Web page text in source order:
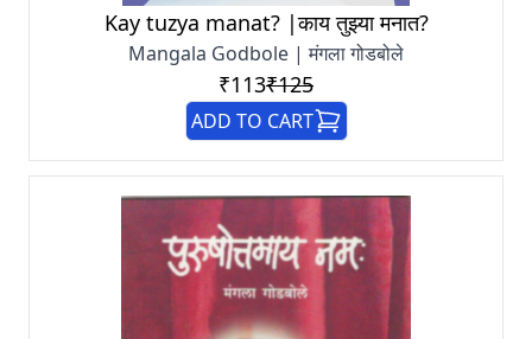
Kay tuzya manat? |काय तुझ्या मनात?
Mangala Godbole | मंगला गोडबोले
₹113₹125
ADD TO CART